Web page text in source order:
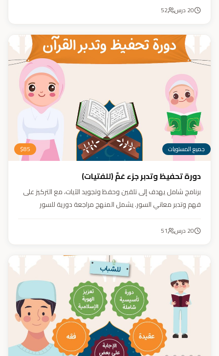
والمحادثات. يهدف البرنامج إلى تعزيز قدرات الطلاب في التمييز بين
20 درس 52
جميع المستويات $85
دورة تحفيظ وتدبر جزء عَمَّ (للفتيات)
برنامج شامل يهدف إلى تلقين وحفظ وتجويد الآيات، مع التركيز على
فهم وتدبر معاني السور. يشمل المنهج مراجعة دورية للسور
تدعم مهارات القراءة والفهم.
20 درس 51